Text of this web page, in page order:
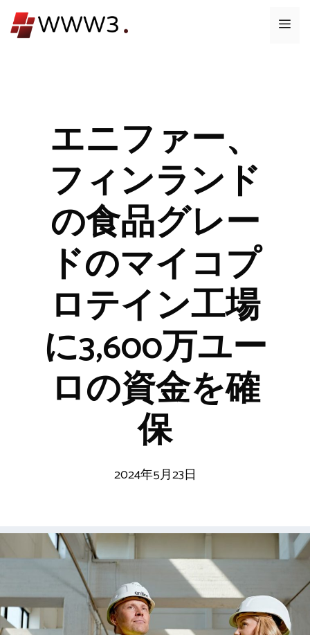
ン
メ
エニファー、
フィンランド
の食品グレー
ドのマイコプ
ロテイン工場
に3,600万ユー
ロの資金を確
保
2024年5月23日